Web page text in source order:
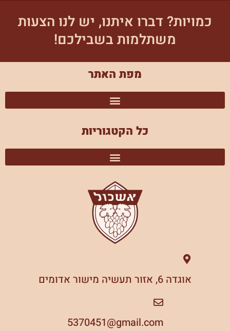
כמויות? דברו איתנו, יש לנו הצעות
משתלמות בשבילכם!
מפת האתר
כל הקטגוריות
אוגדה 6, אזור תעשיה מישור אדומים
5370451 gmail.com@